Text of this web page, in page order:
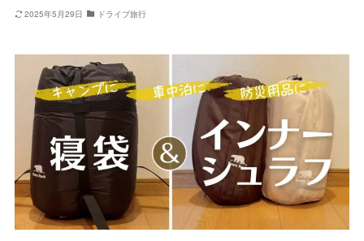
2025年5月29日 ドライブ旅行